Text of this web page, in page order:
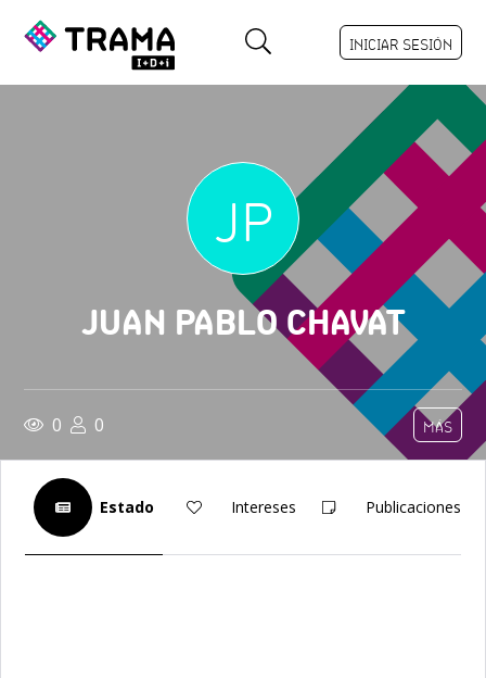
INICIAR SESIÓN
JP
JUAN PABLO CHAVAT
0 0 MÁS
Estado Intereses Publicaciones